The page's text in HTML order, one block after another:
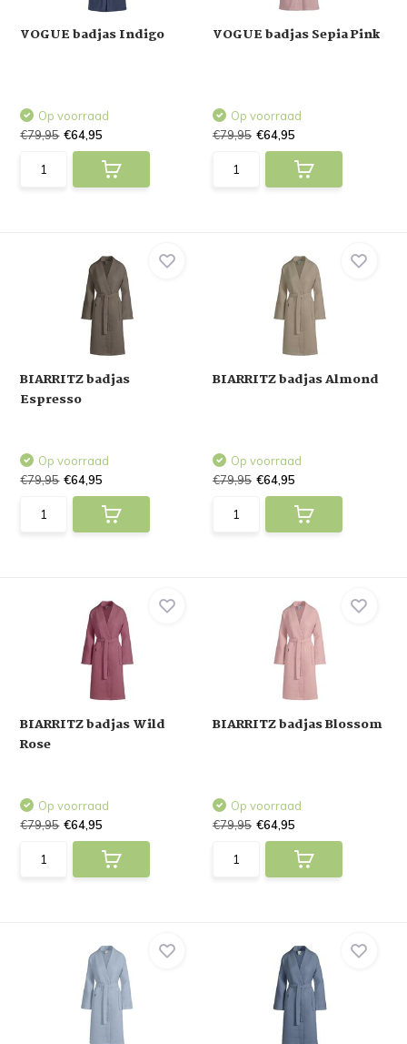
VOGUE badjas Indigo
Op voorraad
€79,95 €64,95
VOGUE badjas Sepia Pink
Op voorraad
€79,95 €64,95
BIARRITZ badjas
Espresso
Op voorraad
€79,95 €64,95
BIARRITZ badjas Almond
Op voorraad
€79,95 €64,95
BIARRITZ badjas Wild
Rose
Op voorraad
€79,95 €64,95
BIARRITZ badjas Blossom
Op voorraad
€79,95 €64,95